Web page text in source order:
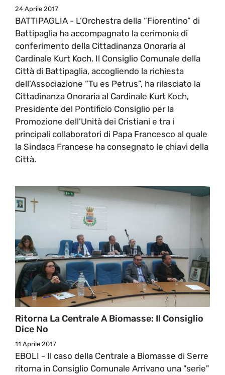
24 Aprile 2017
BATTIPAGLIA - L’Orchestra della “Fiorentino” di
Battipaglia ha accompagnato la cerimonia di
conferimento della Cittadinanza Onoraria al
Cardinale Kurt Koch. Il Consiglio Comunale della
Città di Battipaglia, accogliendo la richiesta
dell’Associazione “Tu es Petrus”, ha rilasciato la
Cittadinanza Onoraria al Cardinale Kurt Koch,
Presidente del Pontificio Consiglio per la
Promozione dell’Unità dei Cristiani e tra i
principali collaboratori di Papa Francesco al quale
la Sindaca Francese ha consegnato le chiavi della
Città.
Ritorna La Centrale A Biomasse: Il Consiglio
Dice No
11 Aprile 2017
EBOLI - Il caso della Centrale a Biomasse di Serre
ritorna in Consiglio Comunale Arrivano una "serie"